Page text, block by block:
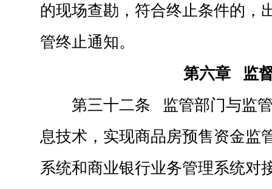
的现场查勘，符合终止条件的，
管终止通知。
第六章 监
第三十二条 监管部门与监
息技术，实现商品房预售资金监
系统和商业银行业务管理系统对